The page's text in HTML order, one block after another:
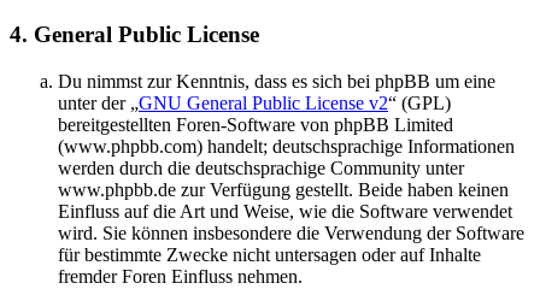
4. General Public License
Du nimmst zur Kenntnis, dass es sich bei phpBB um eine
unter der „GNU General Public License v2“ (GPL)
bereitgestellten Foren-Software von phpBB Limited
(www.phpbb.com) handelt; deutschsprachige Informationen
werden durch die deutschsprachige Community unter
www.phpbb.de zur Verfügung gestellt. Beide haben keinen
Einfluss auf die Art und Weise, wie die Software verwendet
wird. Sie können insbesondere die Verwendung der Software
für bestimmte Zwecke nicht untersagen oder auf Inhalte
fremder Foren Einfluss nehmen.